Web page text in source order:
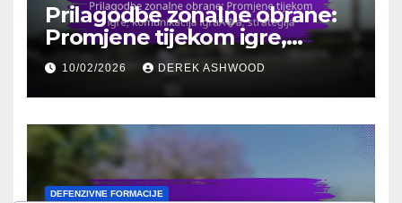
Prilagodbe zonalne obrane:
Promjene tijekom igre,
komunikacija igrača,
strategija
10/02/2026 DEREK ASHWOOD
DEFENZIVNE FORMACIJE